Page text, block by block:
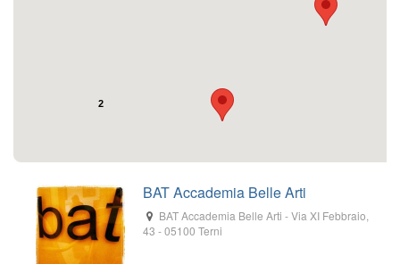
2
BAT Accademia Belle Arti
BAT Accademia Belle Arti -Via XI Febbraio,
43 -05100 Terni